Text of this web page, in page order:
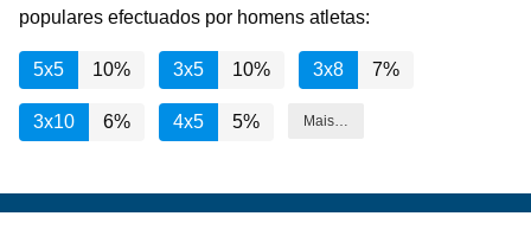
populares efectuados por homens atletas:
5x5 10% 3x5 10% 3x8 7%
3x10 6% 4x5 5% Mais…